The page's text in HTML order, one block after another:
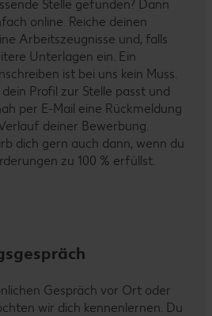
Stelle gefunden? Dann
online. Reiche deinen
Arbeitszeugnisse und, falls
Unterlagen ein. Ein
ist bei uns kein Muss.
Profil zur Stelle passt und
per E-Mail eine Rückmeldung
deiner Bewerbung.
dich gern auch dann, wenn du
zu 100 % erfüllst.
Gespräch vor Ort oder
wir dich kennenlernen. Du